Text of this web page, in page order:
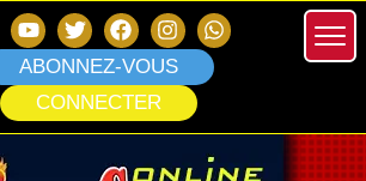
ABONNEZ-VOUS
CONNECTER